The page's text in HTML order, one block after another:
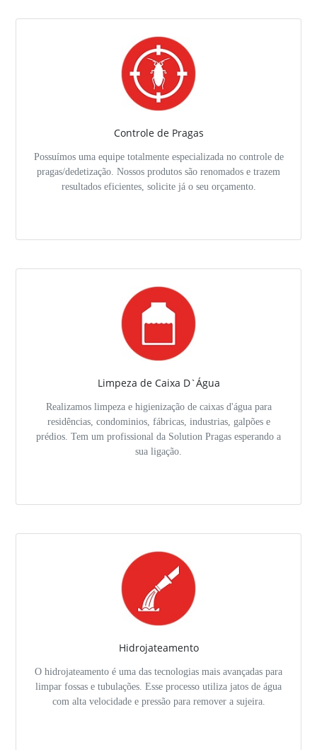
Controle de Pragas
Possuímos uma equipe totalmente especializada no controle de
pragas/dedetização. Nossos produtos são renomados e trazem
resultados eficientes, solicite já o seu orçamento.
Limpeza de Caixa D`Água
Realizamos limpeza e higienização de caixas d'água para
residências, condominios, fábricas, industrias, galpões e
prédios. Tem um profissional da Solution Pragas esperando a
sua ligação.
Hidrojateamento
O hidrojateamento é uma das tecnologias mais avançadas para
limpar fossas e tubulações. Esse processo utiliza jatos de água
com alta velocidade e pressão para remover a sujeira.